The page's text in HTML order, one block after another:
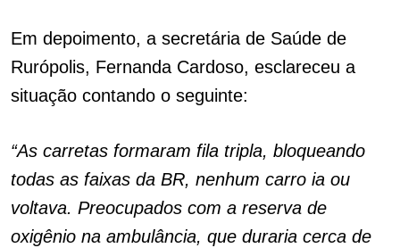
Em depoimento, a secretária de Saúde de
Rurópolis, Fernanda Cardoso, esclareceu a
situação contando o seguinte:
“As carretas formaram fila tripla, bloqueando
todas as faixas da BR, nenhum carro ia ou
voltava. Preocupados com a reserva de
oxigênio na ambulância, que duraria cerca de